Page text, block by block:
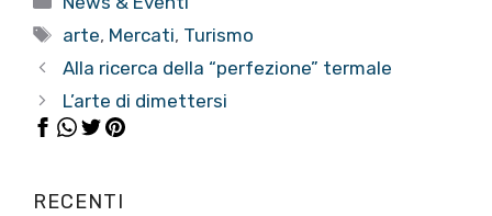
Tag
arte, Mercati, Turismo
Alla ricerca della “perfezione” termale
L’arte di dimettersi
RECENTI